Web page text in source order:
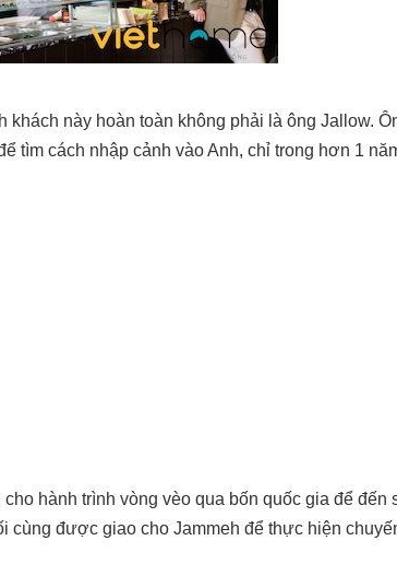
này hoàn toàn không phải là ông Jallow.
tìm cách nhập cảnh vào Anh, chỉ trong hơn 1
hành trình vòng vèo qua bốn quốc gia để đến
được giao cho Jammeh để thực hiện